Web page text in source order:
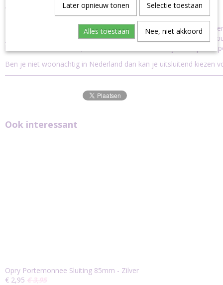
Verzending
Deze portemonnee sluiting kan via een brievenbuspakket
je ook andere artikelen bestelt, check dan of deze ook via
kunnen worden. Zo niet, kies dan in het winkelmandje voor
Ben je niet woonachtig in Nederland dan kan je uitsluitend kiezen
Ook interessant
Opry Portemonnee Sluiting 85mm - Zilver
€ 2,95 € 3,95
Later opnieuw tonen Selectie toestaan
Alles toestaan Nee, niet akkoord